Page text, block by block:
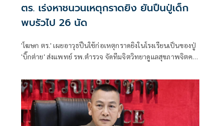
ตร. เร่งหาชนวนเหตุกราดยิง ยันปืนปู่เด็ก
พบรัวไป 26 นัด
'โฆษก ตร.' เผยอาวุธปืนใช้ก่อเหตุกราดยิงในโรงเรียนเป็นของปู่
'บิ๊กต่าย' ส่งแพทย์ รพ.ตำรวจ จัดทีมจิตวิทยาดูแลสุขภาพจิตครู